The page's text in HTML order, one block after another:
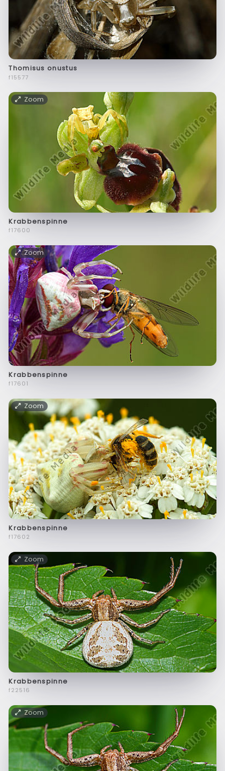
Thomisus onustus
f15577
Zoom
Krabbenspinne
f17600
Zoom
Krabbenspinne
f17601
Zoom
Krabbenspinne
f17602
Zoom
Krabbenspinne
f22516
Zoom